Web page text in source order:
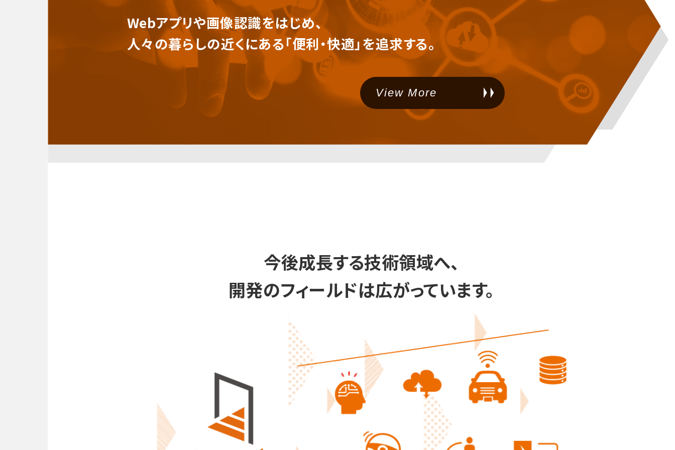
Webアプリや画像認識をはじめ、
人々の暮らしの近くにある「便利・快適」を追求する。
View More
今後成長する技術領域へ、
開発のフィールドは広がっています。